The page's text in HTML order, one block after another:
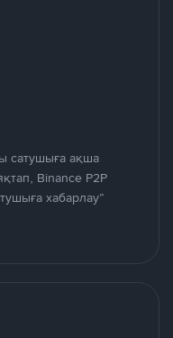
сатушыға ақша
Binance P2P
хабарлау”